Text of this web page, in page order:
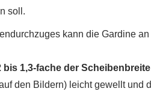
soll.
kann die Gardine
bis 1,3-fache der
den Bildern) leicht gewellt und